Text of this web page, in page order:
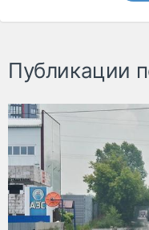
Публикации